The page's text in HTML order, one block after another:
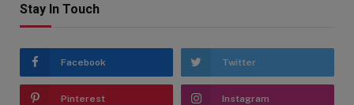
Stay In Touch
Facebook Twitter
Pinterest Instagram